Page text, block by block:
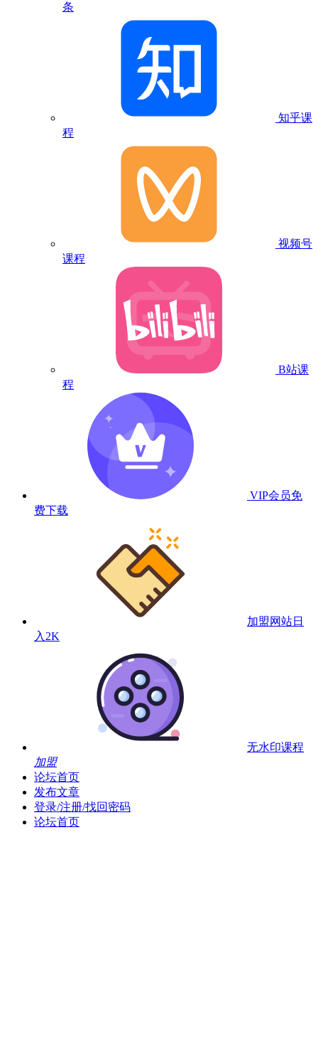
条
知乎课
程
视频号
课程
B站课
程
VIP会员免
费下载
加盟网站日
入2K
无水印课程
加盟
论坛首页
发布文章
登录/注册/找回密码
论坛首页